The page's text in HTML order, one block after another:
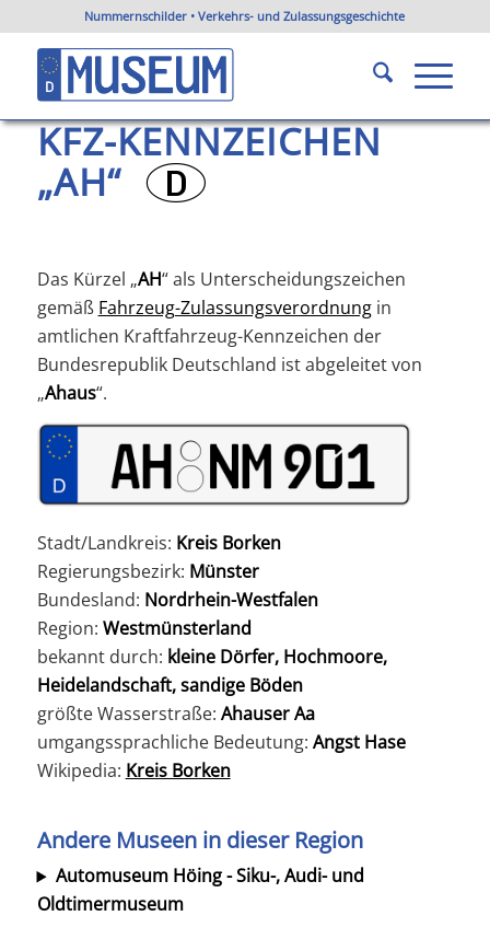
Nummernschilder • Verkehrs- und Zulassungsgeschichte
KFZ-Kennzeichen AH
Du bist hier: Startseite / KFZ-Kennzeichen Nordrhein-Westfalen
KFZ-Kennzeichen AH
KFZ-KENNZEICHEN
„AH“ ?
Das Kürzel „AH“ als Unterscheidungszeichen
gemäß Fahrzeug-Zulassungsverordnungin
amtlichen Kraftfahrzeug-Kennzeichen der
Bundesrepublik Deutschland ist abgeleitet von
„Ahaus“.
Stadt/Landkreis: Kreis Borken
Regierungsbezirk: Münster
Bundesland: Nordrhein-Westfalen
Region: Westmünsterland
bekannt durch: kleine Dörfer, Hochmoore,
Heidelandschaft, sandige Böden
größte Wasserstraße: Ahauser Aa
umgangssprachliche Bedeutung: Angst Hase
Wikipedia: Kreis Borken
Andere Museen in dieser Region
Automuseum Höing - Siku-, Audi- und
Oldtimermuseum